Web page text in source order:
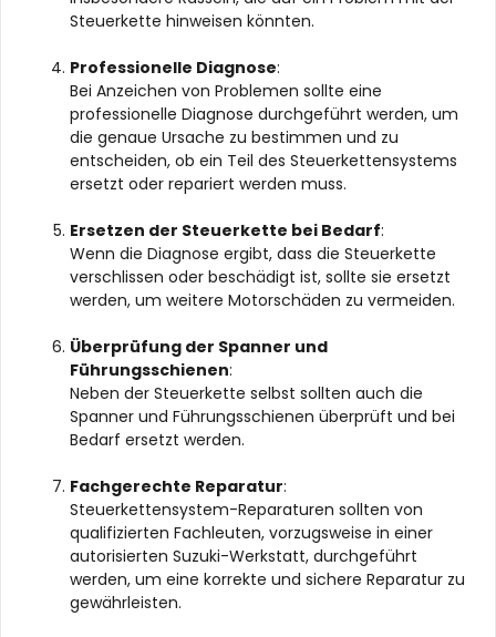
Steuerkette hinweisen könnten.
Professionelle Diagnose:
Bei Anzeichen von Problemen sollte eine
professionelle Diagnose durchgeführt werden, um
die genaue Ursache zu bestimmen und zu
entscheiden, ob ein Teil des Steuerkettensystems
ersetzt oder repariert werden muss.
Ersetzen der Steuerkette bei Bedarf:
Wenn die Diagnose ergibt, dass die Steuerkette
verschlissen oder beschädigt ist, sollte sie ersetzt
werden, um weitere Motorschäden zu vermeiden.
Überprüfung der Spanner und
Führungsschienen:
Neben der Steuerkette selbst sollten auch die
Spanner und Führungsschienen überprüft und bei
Bedarf ersetzt werden.
Fachgerechte Reparatur:
Steuerkettensystem-Reparaturen sollten von
qualifizierten Fachleuten, vorzugsweise in einer
autorisierten Suzuki-Werkstatt, durchgeführt
werden, um eine korrekte und sichere Reparatur zu
gewährleisten.